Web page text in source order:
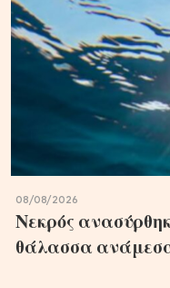
08/08/2026
Νεκρός
θάλασσα